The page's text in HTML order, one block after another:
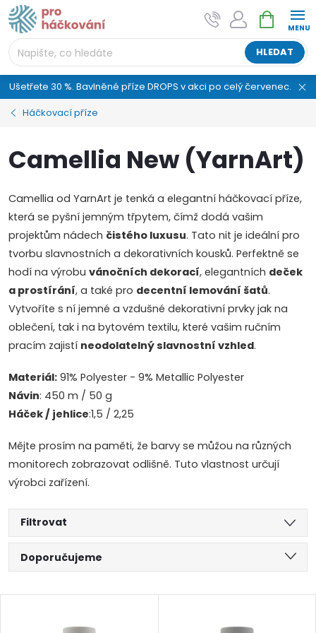
Přejít
na
obsah
HLEDAT
NÁKUPNÍ
KOŠÍK
Ušetřete 30 %. Bavlněné příze DROPS v akci po celý červenec.
Háčkovací příze
Camellia New (YarnArt)
Camellia od YarnArt je tenká a elegantní háčkovací příze,
která se pyšní jemným třpytem, čímž dodá vašim
projektům nádech čistého luxusu. Tato nit je ideální pro
tvorbu slavnostních a dekorativních kousků. Perfektně se
hodí na výrobu vánočních dekorací, elegantních deček
a prostírání, a také pro decentní lemování šatů.
Vytvoříte s ní jemné a vzdušné dekorativní prvky jak na
oblečení, tak i na bytovém textilu, které vašim ručním
pracím zajistí neodolatelný slavnostní vzhled.
Materiál: 91% Polyester - 9% Metallic Polyester
Návin: 450 m / 50 g
Háček / jehlice:1,5 / 2,25
Mějte prosím na paměti, že barvy se můžou na různých
monitorech zobrazovat odlišně. Tuto vlastnost určují
výrobci zařízení.
Filtrovat
Ř
a
Doporučujeme
AI asistent "pani Klubíčková" –
ProHackovani.cz
Jsme e-shop s více než osmiletou tradicí a máme pro
vás připraveno více než 25 tisíc produktů. Vše skladem,
připravené k odeslání.